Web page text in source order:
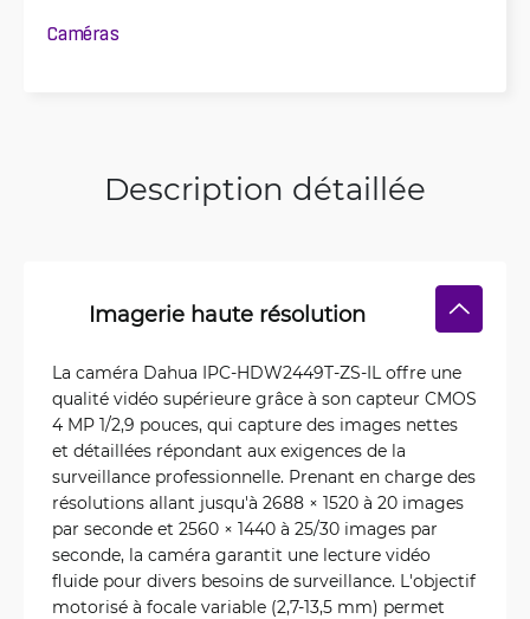
Caméras
Description détaillée
Imagerie haute résolution
La caméra Dahua IPC-HDW2449T-ZS-IL offre une
qualité vidéo supérieure grâce à son capteur CMOS
4 MP 1/2,9 pouces, qui capture des images nettes
et détaillées répondant aux exigences de la
surveillance professionnelle. Prenant en charge des
résolutions allant jusqu'à 2688 × 1520 à 20 images
par seconde et 2560 × 1440 à 25/30 images par
seconde, la caméra garantit une lecture vidéo
fluide pour divers besoins de surveillance. L'objectif
motorisé à focale variable (2,7-13,5 mm) permet